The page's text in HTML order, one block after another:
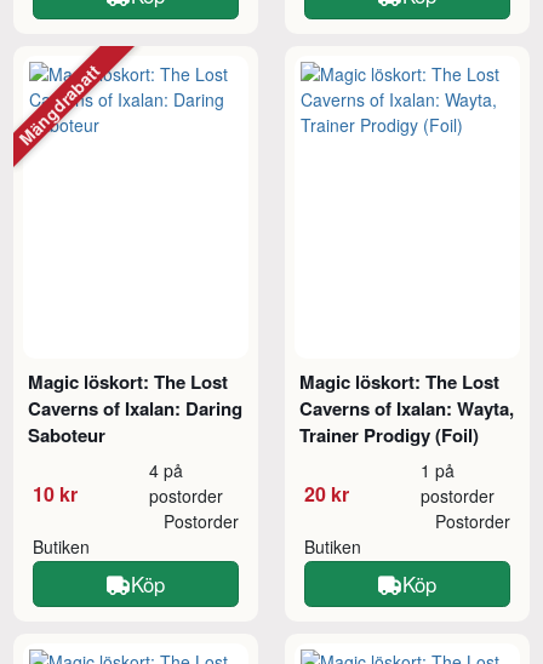
Magic löskort: The Lost
Caverns of Ixalan: Daring
Saboteur
10 kr
4 på
postorder
Butiken
Postorder
Köp
Mängdrabatt
Magic löskort: The Lost
Caverns of Ixalan: Wayta,
Trainer Prodigy (Foil)
20 kr
1 på
postorder
Butiken
Postorder
Köp